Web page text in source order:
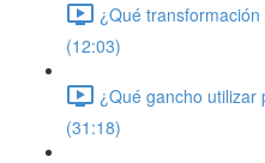
¿Qué
(12:03)
¿Qué gancho utilizar
(31:18)